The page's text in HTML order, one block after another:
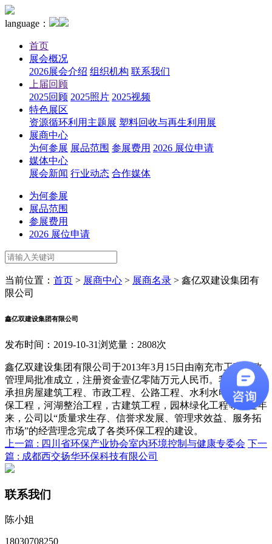
language：
首页
展会概况
2026展会介绍 组织机构 联系我们
上届回顾
2025回顾 2025照片 2025视频
特色展区
资源循环利用主题展 塑料回收与再生利用展
展商中心
为何参展 展品范围 参展费用 2026 展位申请
媒体中心
展会新闻 行业动态 合作媒体
为何参展
展品范围
参展费用
2026 展位申请
当前位置： 首页 > 展商中心 > 展商名录 > 鑫亿双建设集团有
限公司
鑫亿双建设集团有限公司
发布时间：2019-10-31浏览量：2808次
鑫亿双建设集团有限公司于2013年3月15日由南充市工商行政
管理局批准成立，注册资金壹亿零陆万元人民币。我公司主要
承担房屋建筑工程、市政工程、公路工程、水利水电工程，环
保工程，河湖整治工程，古建筑工程，园林绿化工程等，近年
来，公司以“质量求生存、信誉求发展、管理求效益、服务拓
市场”的经营理念完成了各类环保工程的建设。
上一篇 : 四川省环保产业协会室内环境控制与健康专委会 下一
篇 : 成都西交扬华环保科技有限公司
联系我们
陈小姐
18030708250